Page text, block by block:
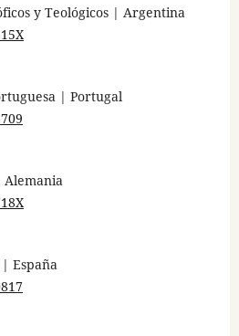
y Teológicos | Argentina
| Portugal
España